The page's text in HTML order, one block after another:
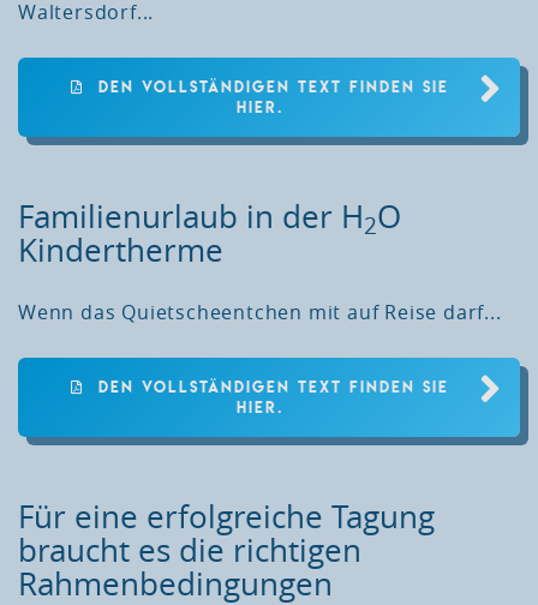
Waltersdorf...
DEN VOLLSTÄNDIGEN TEXT FINDEN SIE
HIER.
Familienurlaub in der H2O
Kindertherme
Wenn das Quietscheentchen mit auf Reise darf...
DEN VOLLSTÄNDIGEN TEXT FINDEN SIE
HIER.
Für eine erfolgreiche Tagung
braucht es die richtigen
Rahmenbedingungen